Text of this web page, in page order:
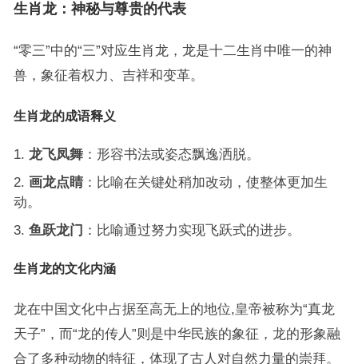
生肖龙：神秘与尊贵的代表
“零三”中的“三”对应生肖龙，龙是十二生肖中唯一的神
兽，象征着权力、吉祥和变革。
生肖龙的成语释义
龙飞凤舞：形容书法或姿态飘逸洒脱。
画龙点睛：比喻在关键处稍加改动，使整体更加生
动。
鱼跃龙门 ：比喻通过努力实现飞跃式的进步。
生肖龙的文化内涵
龙在中国文化中占据至高无上的地位,皇帝被称为“真龙
天子”，而“龙的传人”则是中华民族的象征，龙的形象融
合了多种动物的特征，体现了古人对自然力量的崇拜。